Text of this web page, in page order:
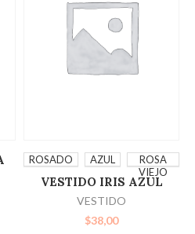
SELECCIONAR
OPCIONES
ROSADO AZUL
ROSA
VIEJO
VESTIDO IRIS AZUL
VESTIDO
$38,00